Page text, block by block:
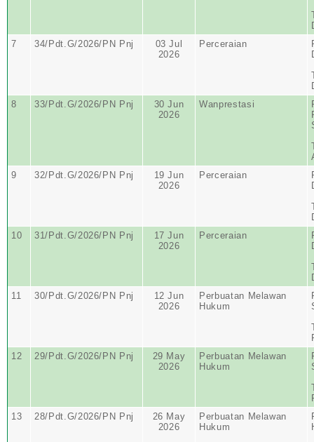
7
34/Pdt.G/2026/PN Pnj
03 Jul
2026
Perceraian
8
33/Pdt.G/2026/PN Pnj
30 Jun
2026
Wanprestasi
9
32/Pdt.G/2026/PN Pnj
19 Jun
2026
Perceraian
10
31/Pdt.G/2026/PN Pnj
17 Jun
2026
Perceraian
11
30/Pdt.G/2026/PN Pnj
12 Jun
2026
Perbuatan Melawan
Hukum
12
29/Pdt.G/2026/PN Pnj
29 May
2026
Perbuatan Melawan
Hukum
13
28/Pdt.G/2026/PN Pnj
26 May
2026
Perbuatan Melawan
Hukum